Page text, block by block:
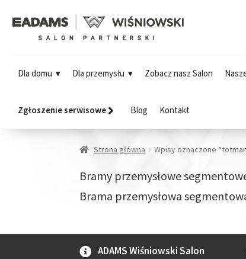
Dla domu Dla przemysłu Zobacz nasz Salon
Zgłoszenie serwisowe Blog Kontakt
Strona główna Wpisy oznaczone
Bramy przemysłowe
Brama przemysłowa
ADAMS Wiśniowski Salon